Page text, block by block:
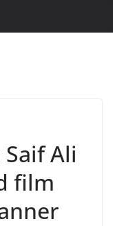
Saif Ali
film